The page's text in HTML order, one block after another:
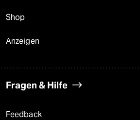
Shop
Anzeigen
Fragen & Hilfe
Feedback